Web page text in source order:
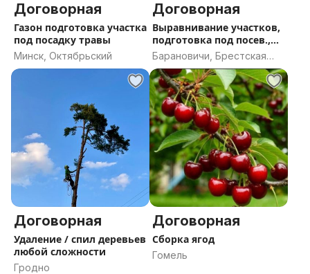
Договорная
Газон подготовка участка
под посадку травы
Минск, Октябрьский
Договорная
Выравнивание участков,
подготовка под посев.,
Гидропосев
Барановичи, Брестская
область
Договорная
Удаление / спил деревьев
любой сложности
Гродно
Договорная
Сборка ягод
Гомель